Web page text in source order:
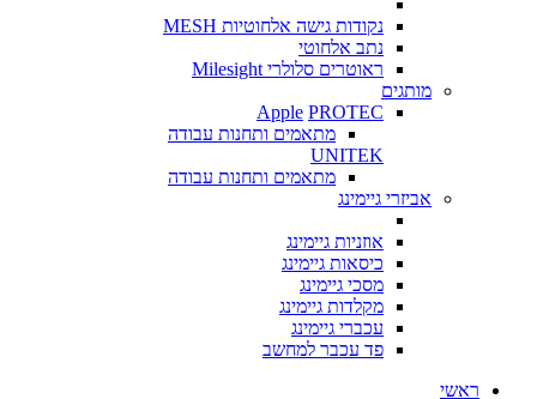
נקודות גישה אלחוטיות MESH
נתב אלחוטי
ראוטרים סלולרי Milesight
מותגים
Apple PROTEC
מתאמים ותחנות עבודה
UNITEK
מתאמים ותחנות עבודה
אביזרי גיימינג
אוזניות גיימינג
כיסאות גיימינג
מסכי גיימינג
מקלדות גיימינג
עכברי גיימינג
פד עכבר למחשב
ראשי